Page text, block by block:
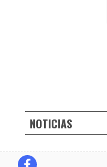
NOTICIAS